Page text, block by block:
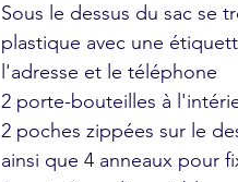
Sous le dessus du sac se
plastique avec une
l'adresse et le téléphone
2 porte-bouteilles à
2 poches zippées sur le
ainsi que 4 anneaux pour